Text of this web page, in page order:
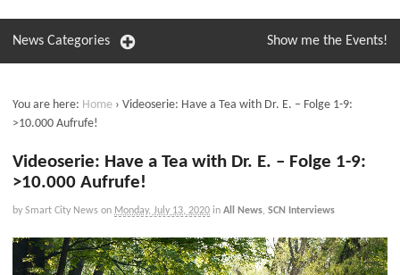
News Categories Show me the Events!
You are here: Home › Videoserie: Have a Tea with Dr. E. – Folge 1-9:
>10.000 Aufrufe!
Videoserie: Have a Tea with Dr. E. – Folge 1-9:
>10.000 Aufrufe!
by Smart City News on Monday, July 13, 2020 in All News, SCN Interviews
V